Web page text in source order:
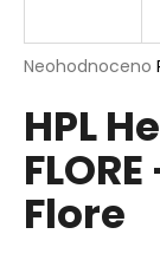
Průměrné
produktu
je
0,0
5
hvězdiček.
Neohodnoceno
HPL
Flore
j
t
?